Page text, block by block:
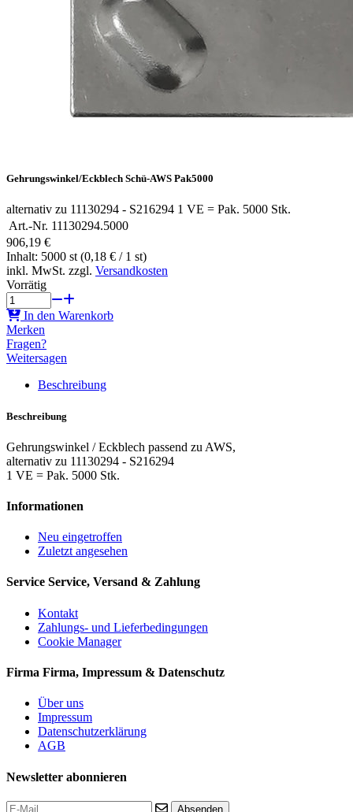
Gehrungswinkel/Eckblech Schü-AWS Pak5000
alternativ zu 11130294 - S216294 1 VE = Pak. 5000 Stk.
Art.-Nr. 11130294.5000
906,19 €
Inhalt: 5000 st (0,18 € / 1 st)
inkl. MwSt. zzgl. Versandkosten
Vorrätig
In den Warenkorb
Merken
Fragen?
Weitersagen
Beschreibung
Beschreibung
Gehrungswinkel / Eckblech passend zu AWS,
alternativ zu 11130294 - S216294
1 VE = Pak. 5000 Stk.
Informationen
Neu eingetroffen
Zuletzt angesehen
Service Service, Versand & Zahlung
Kontakt
Zahlungs- und Lieferbedingungen
Cookie Manager
Firma Firma, Impressum & Datenschutz
Über uns
Impressum
Datenschutzerklärung
AGB
Newsletter abonnieren
Absenden